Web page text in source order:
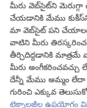
మీరు వెబ్‌సైట్‌ని
చేయడానికి మేము
మా వెబ్‌సైట్‌ పని
వాటిని మీరు
తీర్చిదిద్దడానికి
మీరు
దేన్నీ మేము అమ్మం
గురించి ఎక్కువ
టెక్నాలజీల ఉపయోగం
విండో
ఓపెన్‌
అవుతుంది)
JW Hub
(కొత్త
విండో
ఓపెన్‌
అవుతుంది)
JW లైబ్రరీ
కావలికోట లైబ్రరీ